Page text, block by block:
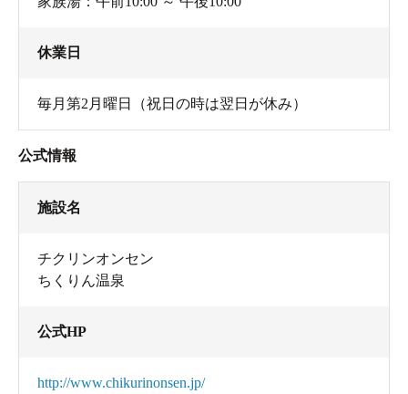
休業日
毎月第2月曜日（祝日の時は翌日が休み）
公式情報
施設名
チクリンオンセン
ちくりん温泉
公式HP
http://www.chikurinonsen.jp/